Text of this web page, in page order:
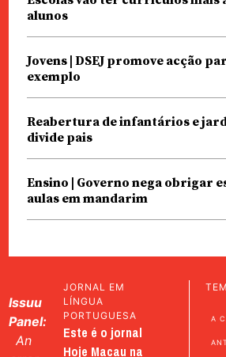
alunos
Jovens | DSEJ promove acção
exemplo
Reabertura de infantários e
divide pais
Ensino | Governo nega obrigar
aulas em mandarim
Issuu
Panel:
An
JORNAL EM
LÍNGUA
PORTUGUESA
Este é o jornal
Hoje Macau na
A